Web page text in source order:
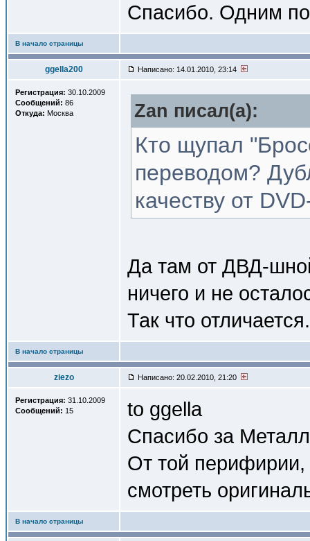
Спасибо. Одним
В начало страницы
ggella200 Написано: 14.01.2010, 23:14
Регистрация: 30.10.2009
Сообщений: 86
Откуда: Москва Zan писал(a):
Кто щупал
переводом?
качеству от
Да там от ДВД-
ничего и не
Так что отличается.
В начало страницы
ziezo Написано: 20.02.2010, 21:20
Регистрация: 31.10.2009
Сообщений: 15
to ggella
Спасибо за
От той перифирии,
смотреть
В начало страницы